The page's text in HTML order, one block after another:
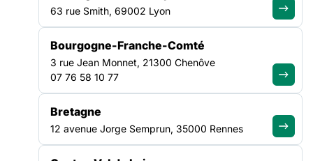
Guide Santé Plurielle « Ma
santé en confinement »
En cette période de crise sanitaire, le réseau Santé Plurielle
maintient sa mobilisation auprès des femmes en situation de
faciliter les démarches relatives à la santé des femmes
accueillies dans vos structures, Santé Plurielle propose ce
petit guide de ressources et initiatives solidaires et gratuites
SANTÉ
63 rue Smith, 69002 Lyon
Bourgogne-Franche-Comté
3 rue Jean Monnet, 21300 Chenôve
07 76 58 10 77
Bretagne
12 avenue Jorge Semprun, 35000 Rennes